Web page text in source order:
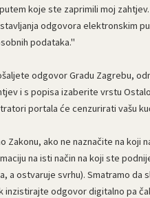
koje ste zaprimili moj
odgovora elektronskim
podataka."
odgovor Gradu Zagrebu,
i s popisa izaberite vrstu
portala će cenzurirati vašu
Zakonu, ako ne naznačite na
na isti način na koji ste
a ostvaruje svrhu). Smatramo da
inzistirajte odgovor digitalno pa